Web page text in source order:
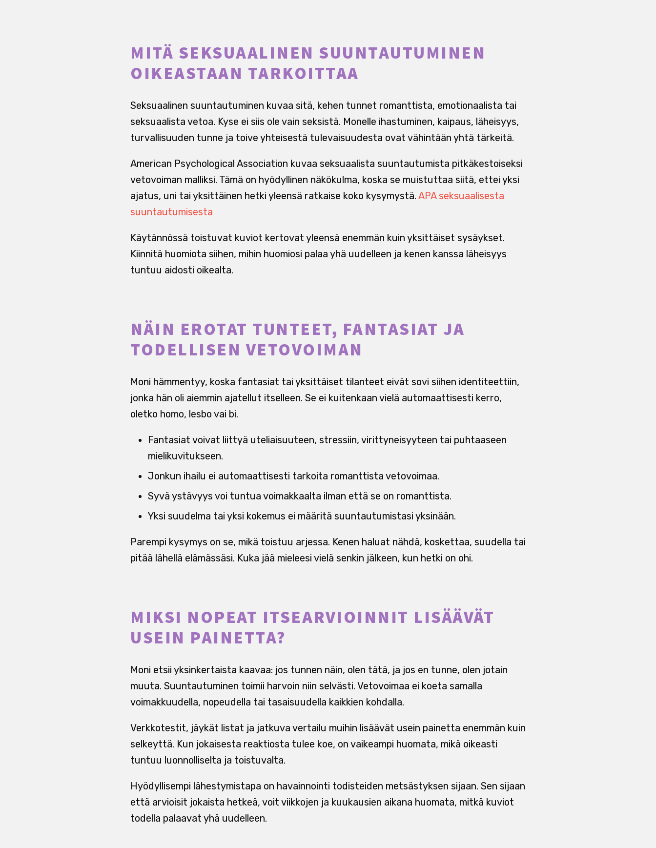
MITÄ SEKSUAALINEN SUUNTAUTUMINEN
OIKEASTAAN TARKOITTAA
Seksuaalinen suuntautuminen kuvaa sitä, kehen tunnet romanttista, emotionaalista tai
seksuaalista vetoa. Kyse ei siis ole vain seksistä. Monelle ihastuminen, kaipaus, läheisyys,
turvallisuuden tunne ja toive yhteisestä tulevaisuudesta ovat vähintään yhtä tärkeitä.
American Psychological Association kuvaa seksuaalista suuntautumista pitkäkestoiseksi
vetovoiman malliksi. Tämä on hyödyllinen näkökulma, koska se muistuttaa siitä, ettei yksi
ajatus, uni tai yksittäinen hetki yleensä ratkaise koko kysymystä. APA seksuaalisesta
suuntautumisesta
Käytännössä toistuvat kuviot kertovat yleensä enemmän kuin yksittäiset sysäykset.
Kiinnitä huomiota siihen, mihin huomiosi palaa yhä uudelleen ja kenen kanssa läheisyys
tuntuu aidosti oikealta.
NÄIN EROTAT TUNTEET, FANTASIAT JA
TODELLISEN VETOVOIMAN
Moni hämmentyy, koska fantasiat tai yksittäiset tilanteet eivät sovi siihen identiteettiin,
jonka hän oli aiemmin ajatellut itselleen. Se ei kuitenkaan vielä automaattisesti kerro,
oletko homo, lesbo vai bi.
Fantasiat voivat liittyä uteliaisuuteen, stressiin, virittyneisyyteen tai puhtaaseen
mielikuvitukseen.
Jonkun ihailu ei automaattisesti tarkoita romanttista vetovoimaa.
Syvä ystävyys voi tuntua voimakkaalta ilman että se on romanttista.
Yksi suudelma tai yksi kokemus ei määritä suuntautumistasi yksinään.
Parempi kysymys on se, mikä toistuu arjessa. Kenen haluat nähdä, koskettaa, suudella tai
pitää lähellä elämässäsi. Kuka jää mieleesi vielä senkin jälkeen, kun hetki on ohi.
MIKSI NOPEAT ITSEARVIOINNIT LISÄÄVÄT
USEIN PAINETTA?
Moni etsii yksinkertaista kaavaa: jos tunnen näin, olen tätä, ja jos en tunne, olen jotain
muuta. Suuntautuminen toimii harvoin niin selvästi. Vetovoimaa ei koeta samalla
voimakkuudella, nopeudella tai tasaisuudella kaikkien kohdalla.
Verkkotestit, jäykät listat ja jatkuva vertailu muihin lisäävät usein painetta enemmän kuin
selkeyttä. Kun jokaisesta reaktiosta tulee koe, on vaikeampi huomata, mikä oikeasti
tuntuu luonnolliselta ja toistuvalta.
Hyödyllisempi lähestymistapa on havainnointi todisteiden metsästyksen sijaan. Sen sijaan
että arvioisit jokaista hetkeä, voit viikkojen ja kuukausien aikana huomata, mitkä kuviot
todella palaavat yhä uudelleen.